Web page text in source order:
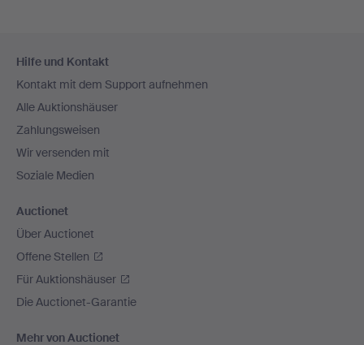
Navigation
Hilfe und Kontakt
Kontakt mit dem Support aufnehmen
Alle Auktionshäuser
Zahlungsweisen
Wir versenden mit
Soziale Medien
Auctionet
Über Auctionet
Offene Stellen
Für Auktionshäuser
Die Auctionet-Garantie
Mehr von Auctionet